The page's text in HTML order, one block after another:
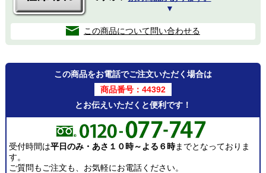
▼
この商品について問い合わせる
この商品をお電話でご注文いただく場合は
商品番号：44392
とお伝えいただくと便利です！
受付時間は平日のみ・あさ１０時～よる６時までとなっておりま
す。
ご質問もご注文も、お気軽にお電話ください。